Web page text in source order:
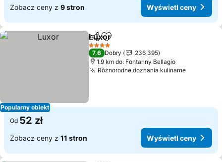
Zobacz ceny z 9 stron Wyświetl ceny
Popularny obiekt
UdostępnijDodaj do ulubionych
Luxor
4 Kategoria
7,6 Dobry
236 395
1.9 km do: Fontanny Bellagio
Różnorodne doznania kulinarneWyświetl
Od 52 zł
Zobacz ceny z 11 stron Wyświetl ceny